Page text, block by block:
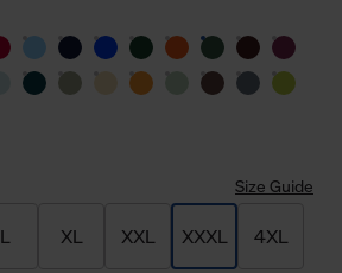
Size Guide
L XL XXL XXXL 4XL